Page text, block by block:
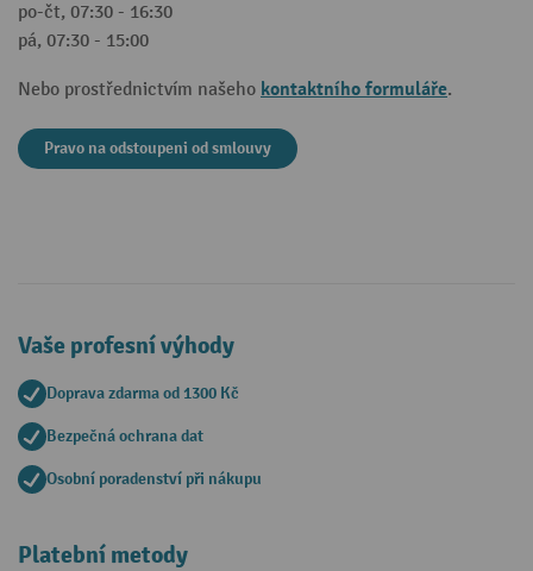
po-čt, 07:30 - 16:30
pá, 07:30 - 15:00
Nebo prostřednictvím našeho kontaktního formuláře.
Pravo na odstoupeni od smlouvy
Vaše profesní výhody
Doprava zdarma od 1300 Kč
Bezpečná ochrana dat
Osobní poradenství při nákupu
Platební metody